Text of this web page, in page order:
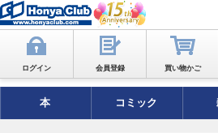
ログイン 会員登録 買い物かご
本 コミック